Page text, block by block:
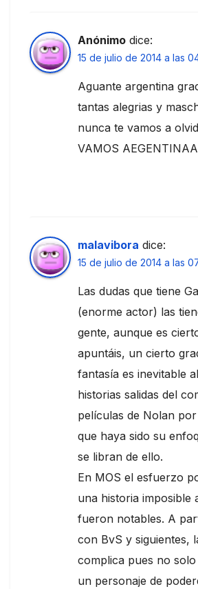
Anónimo dice:
15 de julio de 2014 a las
Aguante argentina
tantas alegrias y
nunca te vamos a
VAMOS
malavibora dice:
15 de julio de 2014 a las
Las dudas que tiene
(enorme actor) las
gente, aunque es
apuntáis, un cierto
fantasía es inevitable
historias salidas del
películas de Nolan
que haya sido su
se libran de ello.
En MOS el esfuerzo
una historia imposible
fueron notables. A
con BvS y siguientes,
complica pues no
un personaje de